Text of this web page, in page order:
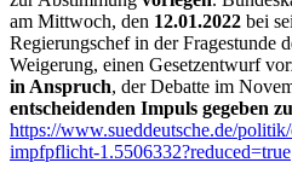
am Mittwoch, den 12.01.2022 bei
Regierungschef in der Fragestunde
Weigerung, einen Gesetzentwurf
in Anspruch, der Debatte im
entscheidenden Impuls gegeben
https://www.sueddeutsche.de/
impfpflicht-1.5506332?reduced=true